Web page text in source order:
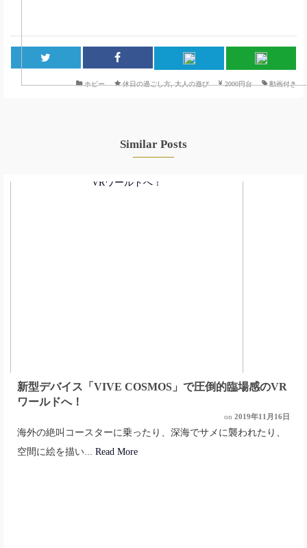
ホビー 休日の過ごし方,大人の遊び 2000円台 動画付き
Similar Posts
新型デバイス「VIVE COSMOS」で圧倒的臨場感のVR
ワールドへ！
on 2019年11月16日
海外の絶叫コースターに乗ったり、深海でサメに襲われたり、
空間に絵を描い... Read More